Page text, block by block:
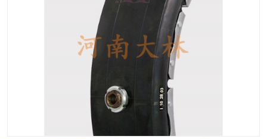
气动元件
DY隔膜式离合器 CB离合器
实芯轮胎
联轴器